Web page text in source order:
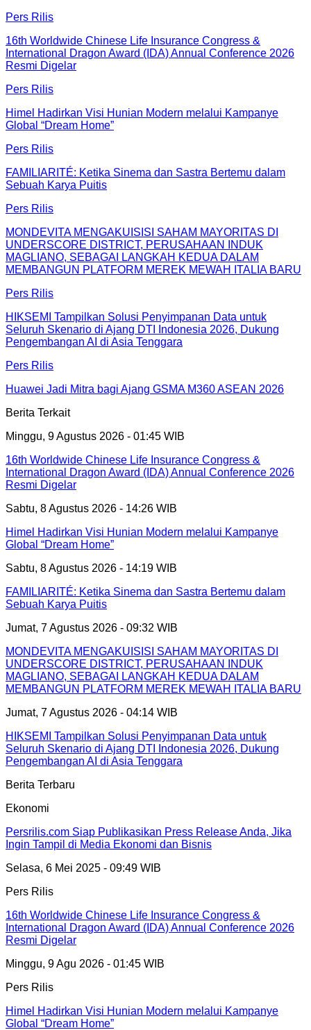
Pers Rilis
16th Worldwide Chinese Life Insurance Congress &
International Dragon Award (IDA) Annual Conference 2026
Resmi Digelar
Pers Rilis
Himel Hadirkan Visi Hunian Modern melalui Kampanye
Global “Dream Home”
Pers Rilis
FAMILIARITÉ: Ketika Sinema dan Sastra Bertemu dalam
Sebuah Karya Puitis
Pers Rilis
MONDEVITA MENGAKUISISI SAHAM MAYORITAS DI
UNDERSCORE DISTRICT, PERUSAHAAN INDUK
MAGLIANO, SEBAGAI LANGKAH KEDUA DALAM
MEMBANGUN PLATFORM MEREK MEWAH ITALIA BARU
Pers Rilis
HIKSEMI Tampilkan Solusi Penyimpanan Data untuk
Seluruh Skenario di Ajang DTI Indonesia 2026, Dukung
Pengembangan AI di Asia Tenggara
Pers Rilis
Huawei Jadi Mitra bagi Ajang GSMA M360 ASEAN 2026
Berita Terkait
Minggu, 9 Agustus 2026 - 01:45 WIB
16th Worldwide Chinese Life Insurance Congress &
International Dragon Award (IDA) Annual Conference 2026
Resmi Digelar
Sabtu, 8 Agustus 2026 - 14:26 WIB
Himel Hadirkan Visi Hunian Modern melalui Kampanye
Global “Dream Home”
Sabtu, 8 Agustus 2026 - 14:19 WIB
FAMILIARITÉ: Ketika Sinema dan Sastra Bertemu dalam
Sebuah Karya Puitis
Jumat, 7 Agustus 2026 - 09:32 WIB
MONDEVITA MENGAKUISISI SAHAM MAYORITAS DI
UNDERSCORE DISTRICT, PERUSAHAAN INDUK
MAGLIANO, SEBAGAI LANGKAH KEDUA DALAM
MEMBANGUN PLATFORM MEREK MEWAH ITALIA BARU
Jumat, 7 Agustus 2026 - 04:14 WIB
HIKSEMI Tampilkan Solusi Penyimpanan Data untuk
Seluruh Skenario di Ajang DTI Indonesia 2026, Dukung
Pengembangan AI di Asia Tenggara
Berita Terbaru
Ekonomi
Persrilis.com Siap Publikasikan Press Release Anda, Jika
Ingin Tampil di Media Ekonomi dan Bisnis
Selasa, 6 Mei 2025 - 09:49 WIB
Pers Rilis
16th Worldwide Chinese Life Insurance Congress &
International Dragon Award (IDA) Annual Conference 2026
Resmi Digelar
Minggu, 9 Agu 2026 - 01:45 WIB
Pers Rilis
Himel Hadirkan Visi Hunian Modern melalui Kampanye
Global “Dream Home”